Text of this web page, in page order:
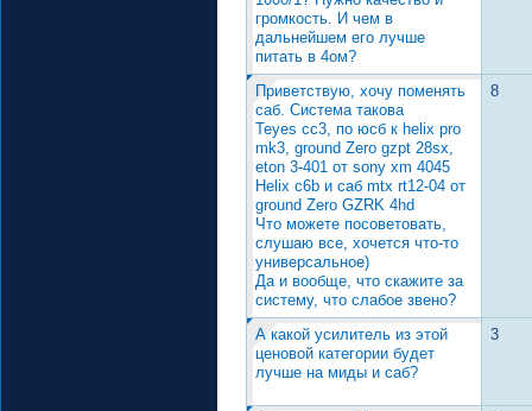
громкость. И чем в
дальнейшем его лучше
питать в 4ом?
Приветствую, хочу поменять
саб. Система такова
Teyes cc3, по юсб к helix pro
mk3, ground Zero gzpt 28sx,
eton 3-401 от sony xm 4045
Helix c6b и саб mtx rt12-04 от
ground Zero GZRK 4hd
Что можете посоветовать,
слушаю все, хочется что-то
универсальное)
Да и вообще, что скажите за
систему, что слабое звено?
8
А какой усилитель из этой
ценовой категории будет
лучше на миды и саб?
3